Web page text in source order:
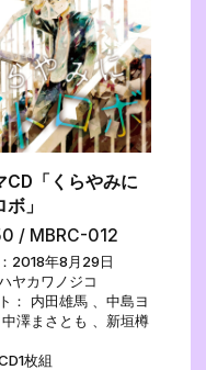
CD「くらやみに
」
/ MBRC-012
2018年8月29日
ヤカワノジコ
： 内田雄馬 、中島ヨ
澤まさとも 、新垣樽
枚組